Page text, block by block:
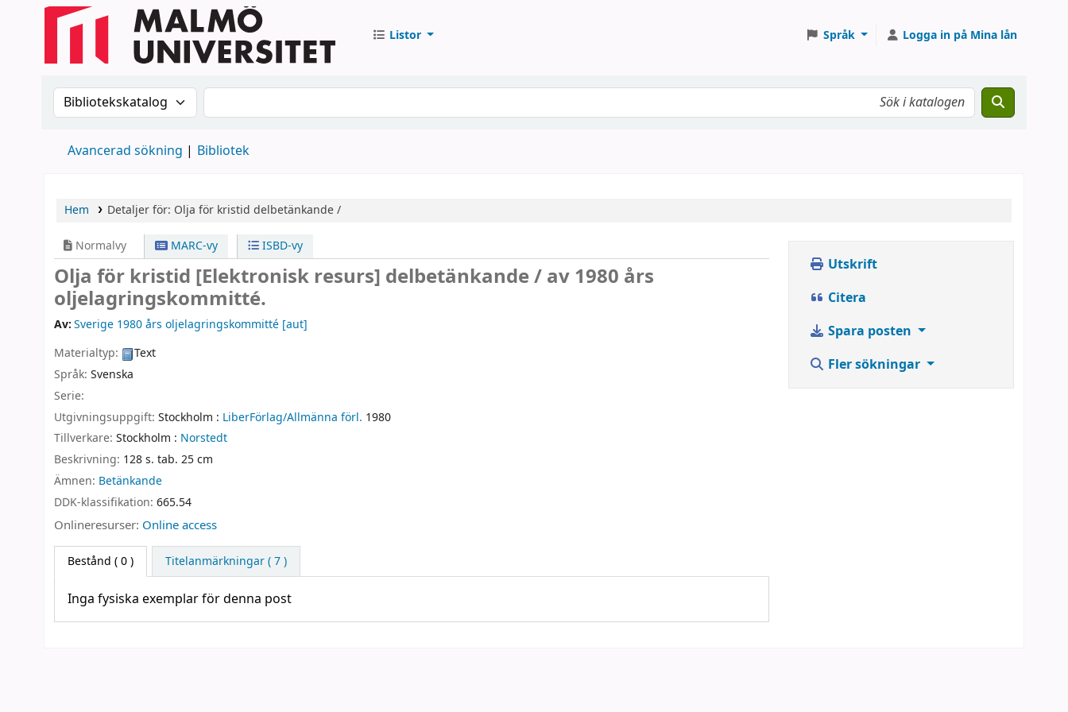
Listor Språk Logga in på Mina lån
Sök i katalogen efter:Sök i katalogen
Avancerad sökning Bibliotek
Hem Detaljer för: Olja för kristid delbetänkande /
Normalvy MARC-vy ISBD-vy
Olja för kristid [Elektronisk resurs] delbetänkande /av 1980 års
oljelagringskommitté.
Av:Sverige 1980 års oljelagringskommitté [aut]
Materialtyp:
Text
Språk: Svenska
Serie:
Utgivningsuppgift: Stockholm : LiberFörlag/Allmänna förl. 1980
Tillverkare: Stockholm : Norstedt
Beskrivning: 128 s. tab. 25 cm
Ämnen: Betänkande
DDK-klassifikation: 665.54
Onlineresurser: Online access
Bestånd ( 0 ) Titelanmärkningar ( 7 )
Inga fysiska exemplar för denna post
Utskrift
Citera
Spara posten
Fler sökningar